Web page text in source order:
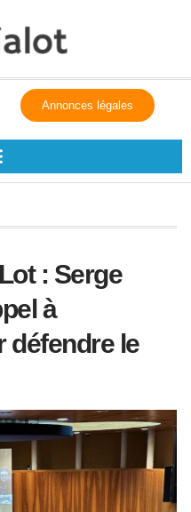
Annonces légales
: Serge
à
défendre le